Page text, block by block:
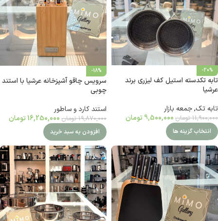
-20%
تابه تکدسته استیل کف لیزری برند
عرشیا
تابه تک,جمعه بازار
11,900,000 تومان 9,500,000 تومان
انتخاب گزینه ها
-18%
سرویس چاقو آشپزخانه عرشیا با استند
چوبی
استند کارد و ساطور
19,870,000 تومان 16,250,000 تومان
افزودن به سبد خرید